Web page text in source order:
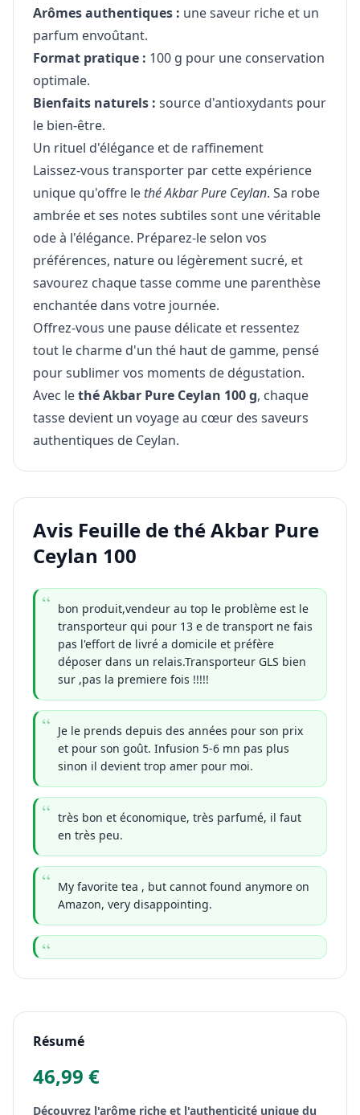
Arômes authentiques : une saveur riche et un
parfum envoûtant.
Format pratique : 100 g pour une conservation
optimale.
Bienfaits naturels : source d'antioxydants pour
le bien-être.
Un rituel d'élégance et de raffinement
Laissez-vous transporter par cette expérience
unique qu'offre le thé Akbar Pure Ceylan. Sa robe
ambrée et ses notes subtiles sont une véritable
ode à l'élégance. Préparez-le selon vos
préférences, nature ou légèrement sucré, et
savourez chaque tasse comme une parenthèse
enchantée dans votre journée.
Offrez-vous une pause délicate et ressentez
tout le charme d'un thé haut de gamme, pensé
pour sublimer vos moments de dégustation.
Avec lethé Akbar Pure Ceylan 100 g, chaque
tasse devient un voyage au cœur des saveurs
authentiques de Ceylan.
Avis Feuille de thé Akbar Pure
Ceylan 100
bon produit,vendeur au top le problème est le
transporteur qui pour 13 e de transport ne fais
pas l'effort de livré a domicile et préfère
déposer dans un relais.Transporteur GLS bien
sur ,pas la premiere fois !!!!!
Je le prends depuis des années pour son prix
et pour son goût. Infusion 5-6 mn pas plus
sinon il devient trop amer pour moi.
très bon et économique, très parfumé, il faut
en très peu.
My favorite tea , but cannot found anymore on
Amazon, very disappointing.
Résumé
46,99 €
Découvrez l'arôme riche et l'authenticité unique du